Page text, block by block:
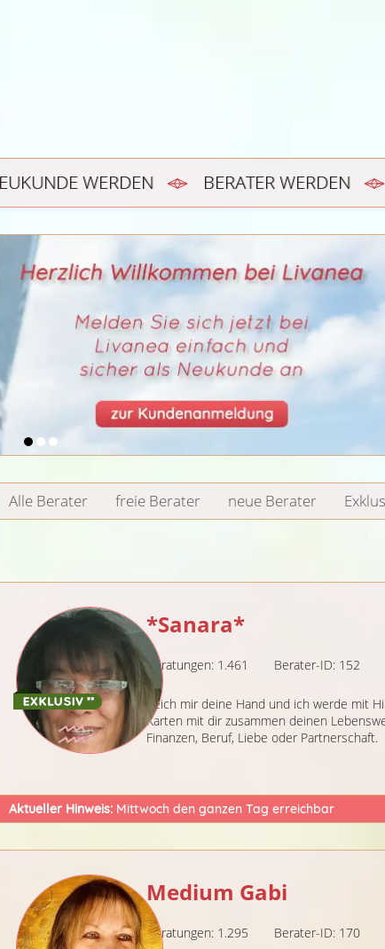
WERDEN BERATER WERDEN
Alle Berater freie Berater neue Berater
*Sanara*
Beratungen: 1.461 Berater-ID: 152
Reich mir deine Hand und ich werde mit
Karten mit dir zusammen deinen
Finanzen, Beruf, Liebe oder Partnerschaft.
Aktueller Hinweis: Mittwoch den ganzen Tag erreichbar
Medium Gabi
Beratungen: 1.295 Berater-ID: 170